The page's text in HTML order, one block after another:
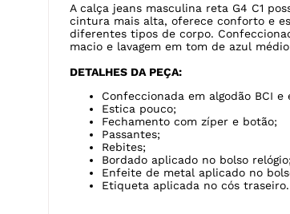
A calça jeans masculina reta G4 C1
cintura mais alta, oferece conforto e
diferentes tipos de corpo.
macio e lavagem em tom de azul
DETALHES DA PEÇA:
Confeccionada em algodão BCI e
Estica pouco;
Fechamento com zíper e botão;
Passantes;
Rebites;
Bordado aplicado no bolso relógio;
Enfeite de metal aplicado no
Etiqueta aplicada no cós traseiro.